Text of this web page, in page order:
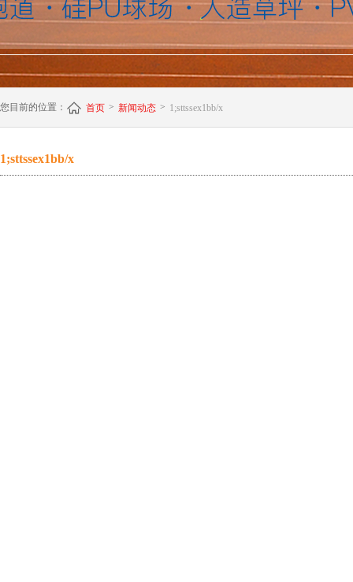
您目前的位置： 首页 > 新闻动态 > 1;sttssex1bb/x
1;sttssex1bb/x